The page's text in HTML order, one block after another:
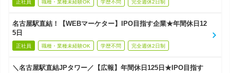
正社員 職種・業種未経験OK 学歴不問 完全週休2日制
名古屋駅直結！【WEBマーケター】IPO目指す企業★年間休日12
5日
正社員 職種・業種未経験OK 学歴不問 完全週休2日制
＼名古屋駅直結JPタワー／【広報】年間休日125日★IPO目指す